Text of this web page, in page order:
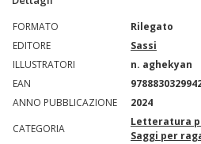
FORMATO
Rilegato
EDITORE
Sassi
ILLUSTRATORI
n. aghekyan
EAN
ANNO PUBBLICAZIONE
2024
CATEGORIA
Letteratura
Saggi per